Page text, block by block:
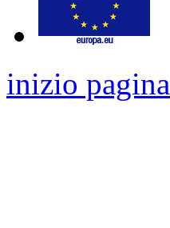
inizio pagina